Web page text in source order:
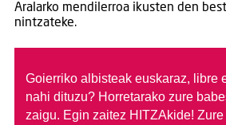
Aralarko mendilerroa ikusten den
nintzateke.
Goierriko albisteak euskaraz, libre
nahi dituzu? Horretarako zure
zaigu. Egin zaitez HITZAkide! Zure